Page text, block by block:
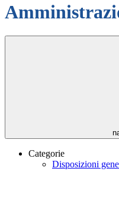
Categorie
Disposizioni